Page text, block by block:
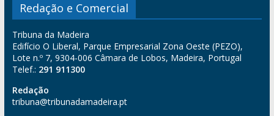
Redação e Comercial
Tribuna da Madeira
Edifício O Liberal, Parque Empresarial Zona Oeste (PEZO),
Lote n.º 7, 9304-006 Câmara de Lobos, Madeira, Portugal
Telef.: 291 911300
Redação
tribuna@tribunadamadeira.pt